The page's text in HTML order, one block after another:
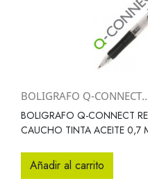
BOLIGRAFO Q-
BOLIGRAFO Q-CONNECT
CAUCHO TINTA ACEITE 0,7
Añadir al carrito